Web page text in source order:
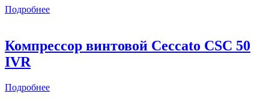
Подробнее
Компрессор винтовой Ceccato CSС 50
IVR
Подробнее